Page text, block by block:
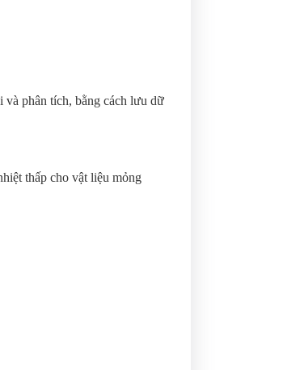
và phân tích, bằng cách lưu dữ
thấp cho vật liệu mỏng